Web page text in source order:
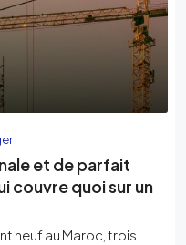
et de parfait
couvre quoi sur un
neuf au Maroc, trois